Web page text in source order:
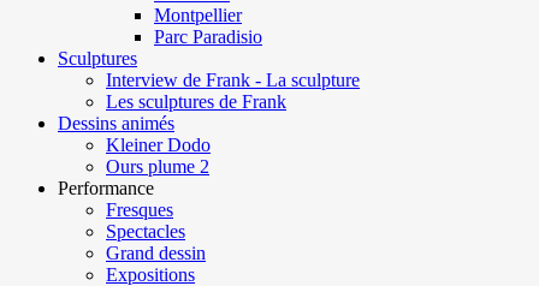
Montpellier
Parc Paradisio
Sculptures
Interview de Frank - La sculpture
Les sculptures de Frank
Dessins animés
Kleiner Dodo
Ours plume 2
Performance
Fresques
Spectacles
Grand dessin
Expositions